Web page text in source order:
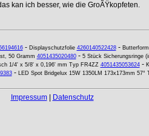
kan ich besser, wie die GroÃŸkopfeten.
- Displayschutzfolie 4260140522428-
50 Gramm 4051435020480- 5 Stück Sicherungsringe
1/4' x 5/8' x 0,196' mm Typ FR4ZZ 4051435053624-
- LED Spot Bridgelux 15W 1350LM 173x173mm 57°
Impressum| Datenschutz